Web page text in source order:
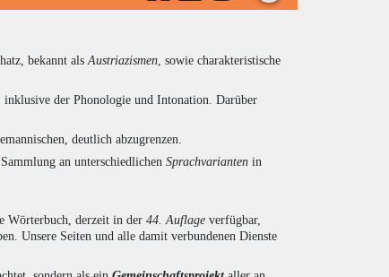
bekannt als Austriazismen , sowie charakteristische
inklusive der Phonologie und Intonation. Darüber
deutlich abzugrenzen.
an unterschiedlichen Sprachvarianten in
Wörterbuch, derzeit in der 44. Auflage verfügbar,
Unsere Seiten und alle damit verbundenen Dienste